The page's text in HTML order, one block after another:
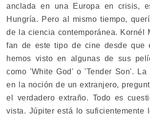
anclada en una Europa en crisis,
Hungría. Pero al mismo tiempo,
de la ciencia contemporánea. Kornél
fan de este tipo de cine desde que
hemos visto en algunas de sus
como 'White God' o 'Tender Son'. La
en la noción de un extranjero,
el verdadero extraño. Todo es
vista. Júpiter está lo suficientemente